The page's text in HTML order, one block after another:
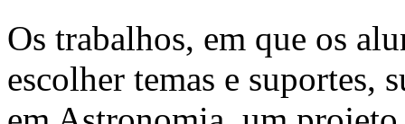
Os trabalhos, em que os
escolher temas e